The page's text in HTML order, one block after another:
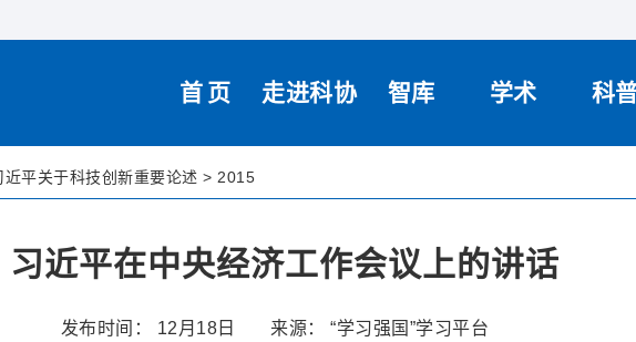
首页 走进科协 智库 学术 科
近平关于科技创新重要论述 > 2015
习近平在中央经济工作会议上的讲话
发布时间： 12月18日 来源： “学习强国”学习平台